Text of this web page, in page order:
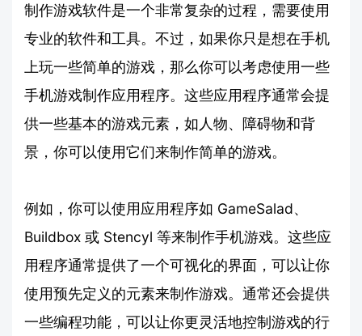
制作游戏软件是一个非常复杂的过程，需要使用
专业的软件和工具。不过，如果你只是想在手机
上玩一些简单的游戏，那么你可以考虑使用一些
手机游戏制作应用程序。这些应用程序通常会提
供一些基本的游戏元素，如人物、障碍物和背
景，你可以使用它们来制作简单的游戏。
例如，你可以使用应用程序如 GameSalad、
Buildbox 或 Stencyl 等来制作手机游戏。这些应
用程序通常提供了一个可视化的界面，可以让你
使用预先定义的元素来制作游戏。通常还会提供
一些编程功能，可以让你更灵活地控制游戏的行